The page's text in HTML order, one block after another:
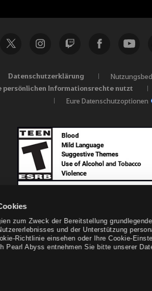
zum Zweck der Bereitstellung
und der Unterstützung
Richtlinie einsehen oder Ihre Cookie-
Pearl Abyss entnehmen Sie bitte unserer
Datenschutzerklärung
persönlichen Informationsrechte nutzt
Eure Datenschutzoptionen